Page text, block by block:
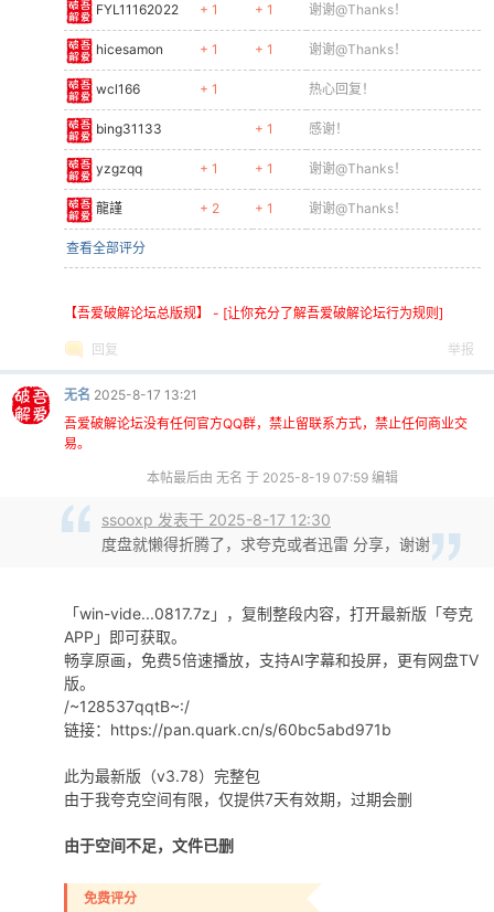
FYL11162022 + 1 + 1 谢谢@Thanks！
hicesamon + 1 + 1 谢谢@Thanks！
wcl166 + 1 热心回复！
bing31133 + 1 感谢！
yzgzqq + 1 + 1 谢谢@Thanks！
龍謹 + 2 + 1 谢谢@Thanks！
查看全部评分
【吾爱破解论坛总版规】 - [让你充分了解吾爱破解论坛行为规则]
回复 举报
无名 2025-8-17 13:21
吾爱破解论坛没有任何官方QQ群，禁止留联系方式，禁止任何商业交
易。
本帖最后由 无名 于 2025-8-19 07:59 编辑
ssooxp 发表于 2025-8-17 12:30
度盘就懒得折腾了，求夸克或者迅雷 分享，谢谢
「win-vide...0817.7z」，复制整段内容，打开最新版「夸克
APP」即可获取。
畅享原画，免费5倍速播放，支持AI字幕和投屏，更有网盘TV
版。
/~128537qqtB~:/
链接：https://pan.quark.cn/s/60bc5abd971b
此为最新版（v3.78）完整包
由于我夸克空间有限，仅提供7天有效期，过期会删
由于空间不足，文件已删
免费评分